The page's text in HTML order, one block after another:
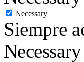
Necessary
Siempre